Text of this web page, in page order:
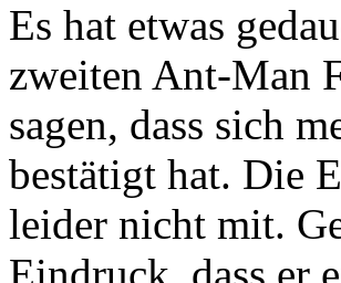
Es hat etwas
zweiten Ant-Man
sagen, dass sich
bestätigt hat. Die
leider nicht mit.